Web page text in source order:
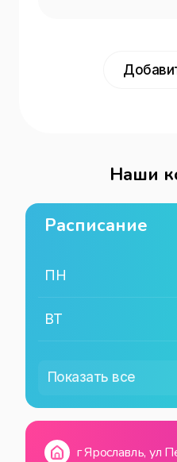
Наши
Расписание
ПН
ВТ
ЧТ
ПТ
Показать все
г Ярославль, ул